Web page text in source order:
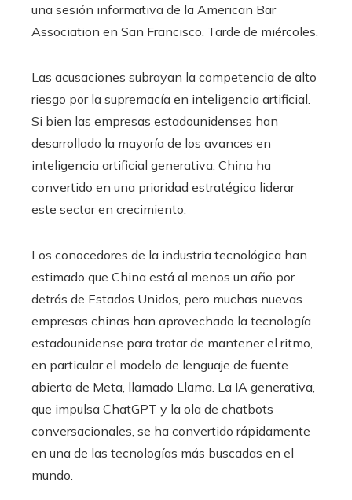
una sesión informativa de la American Bar
Association en San Francisco. Tarde de miércoles.
Las acusaciones subrayan la competencia de alto
riesgo por la supremacía en inteligencia artificial.
Si bien las empresas estadounidenses han
desarrollado la mayoría de los avances en
inteligencia artificial generativa, China ha
convertido en una prioridad estratégica liderar
este sector en crecimiento.
Los conocedores de la industria tecnológica han
estimado que China está al menos un año por
detrás de Estados Unidos, pero muchas nuevas
empresas chinas han aprovechado la tecnología
estadounidense para tratar de mantener el ritmo,
en particular el modelo de lenguaje de fuente
abierta de Meta, llamado Llama. La IA generativa,
que impulsa ChatGPT y la ola de chatbots
conversacionales, se ha convertido rápidamente
en una de las tecnologías más buscadas en el
mundo.